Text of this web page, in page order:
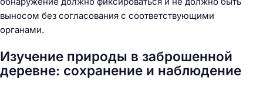
выносом без согласования с соответствующими
органами.
Изучение природы в заброшенной
деревне: сохранение и наблюдение